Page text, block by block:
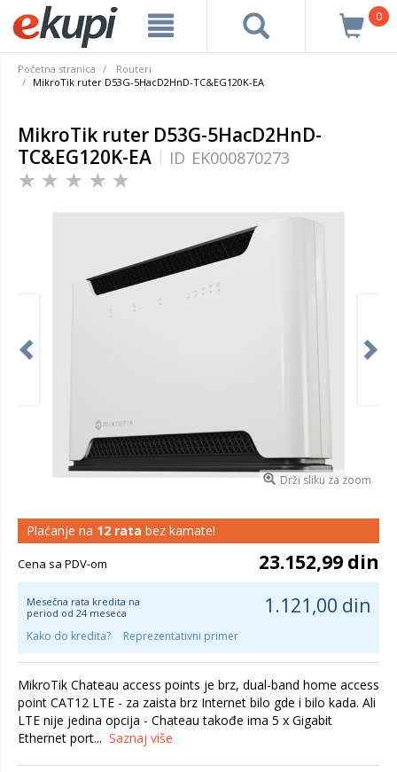
0
Početna stranica
Routeri
MikroTik ruter D53G-5HacD2HnD-TC&EG120K-EA
MikroTik ruter D53G-5HacD2HnD-
TC&EG120K-EA
ID EK000870273
Drži sliku za zoom
Plaćanje na 12 rata bez kamate!
Cena sa PDV-om 23.152,99 din
Mesečna rata kredita na
period od 24 meseca
1.121,00 din
Kako do kredita? Reprezentativni primer
MikroTik Chateau access points je brz, dual-band home access
point CAT12 LTE - za zaista brz Internet bilo gde i bilo kada. Ali
LTE nije jedina opcija - Chateau takođe ima 5 x Gigabit
Ethernet port... Saznaj više